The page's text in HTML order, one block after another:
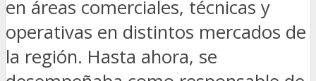
en áreas comerciales, técnicas y
operativas en distintos mercados de
la región. Hasta ahora, se